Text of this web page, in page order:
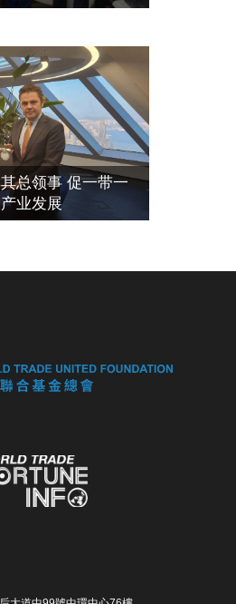
总领事 促一带一
业发展